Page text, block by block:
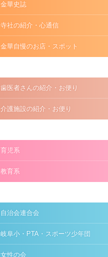
金華史誌
寺社の紹介・心通信
金華自慢のお店・スポット
歯医者さんの紹介・お便り
介護施設の紹介・お便り
育児系
教育系
自治会連合会
岐阜小・PTA・スポーツ少年団
女性の会